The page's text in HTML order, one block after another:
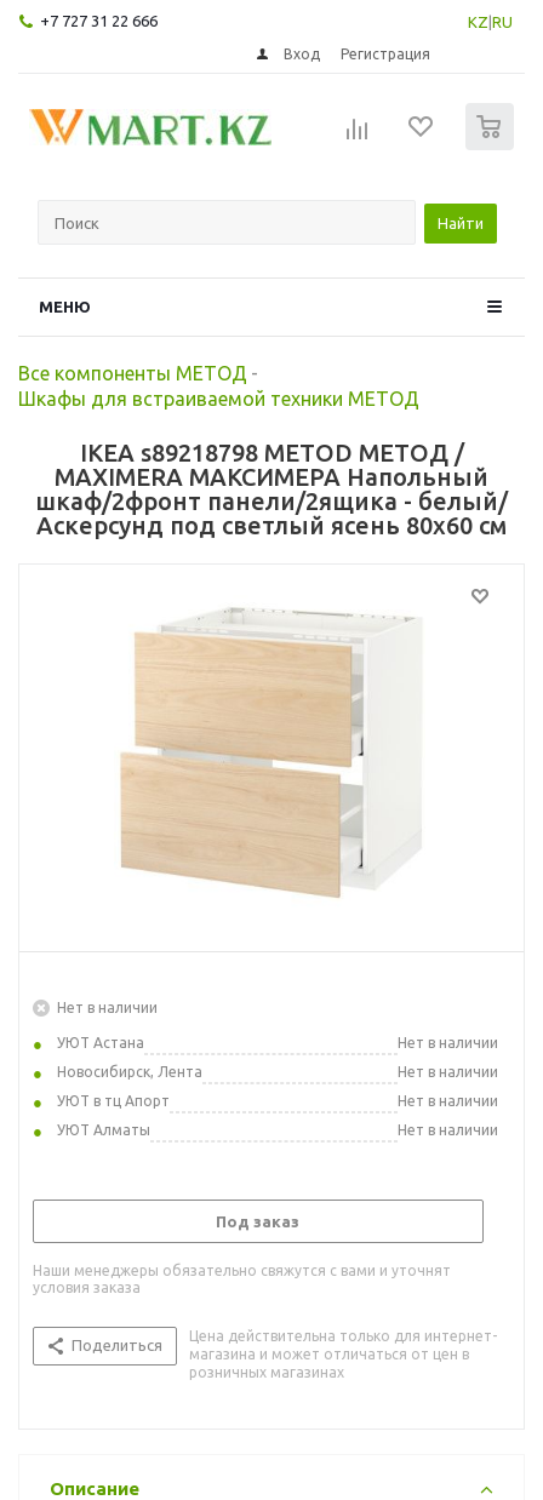
+7 727 31 22 666 KZ RU
Вход Регистрация
Найти
МЕНЮ
Все компоненты МЕТОД -
Шкафы для встраиваемой техники МЕТОД
IKEA s89218798 METOD МЕТОД /
MAXIMERA МАКСИМЕРА Напольный
шкаф/2фронт панели/2ящика - белый/
Аскерсунд под светлый ясень 80x60 см
Нет в наличии
УЮТ Астана
Нет в наличии
Новосибирск, Лента
Нет в наличии
УЮТ в тц Апорт
Нет в наличии
УЮТ Алматы
Нет в наличии
Под заказ
Наши менеджеры обязательно свяжутся с вами и уточнят
условия заказа
Поделиться
Цена действительна только для интернет-
магазина и может отличаться от цен в
розничных магазинах
Описание